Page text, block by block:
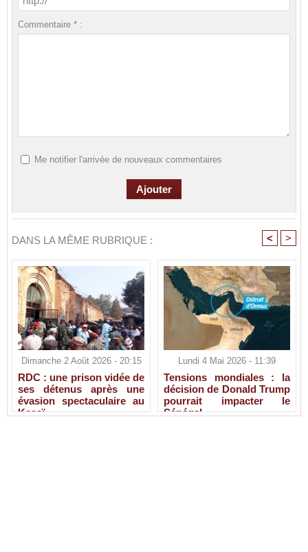
Commentaire * :
Me notifier l'arrivée de nouveaux commentaires
DANS LA MÊME RUBRIQUE : < >
Dimanche 2 Août 2026 - 20:15
RDC : une prison vidée de
ses détenus après une
évasion spectaculaire au
Kasaï
Lundi 4 Mai 2026 - 11:39
Tensions mondiales : la
décision de Donald Trump
pourrait impacter le
Sénégal